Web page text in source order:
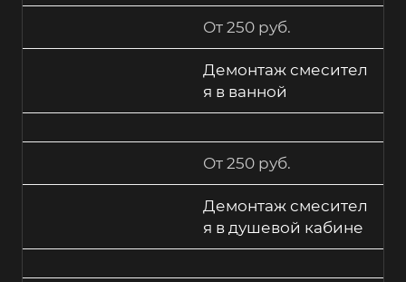
От 250 руб.
Демонтаж смесител
я в ванной
От 250 руб.
Демонтаж смесител
я в душевой кабине